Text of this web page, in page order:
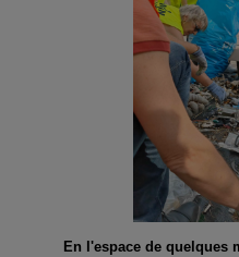
En l'espace de quelques